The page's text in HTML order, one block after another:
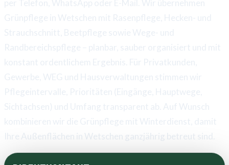
Ihre Außenflächen in Wetschen ganzjährig betreut sind.